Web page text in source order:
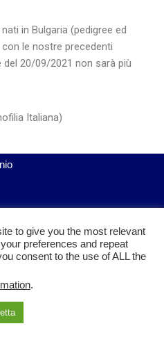
in Bulgaria (pedigree ed
le nostre precedenti
20/09/2021 non sarà più
Italiana)
to give you the most relevant
preferences and repeat
consent to the use of ALL the
.